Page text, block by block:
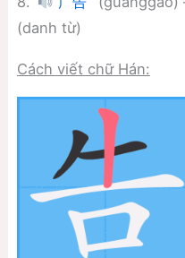
(danh từ)
Cách viết chữ Hán: